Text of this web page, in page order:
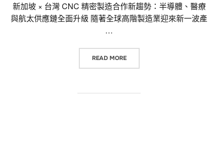
新加坡 × 台灣 CNC 精密製造合作新趨勢：半導體、醫療
與航太供應鏈全面升級 隨著全球高階製造業迎來新一波產
…
READ MORE“新加坡 × 台灣 CNC 精密製造合